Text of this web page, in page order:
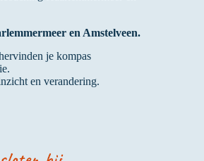
en Amstelveen.
je kompas
en verandering.